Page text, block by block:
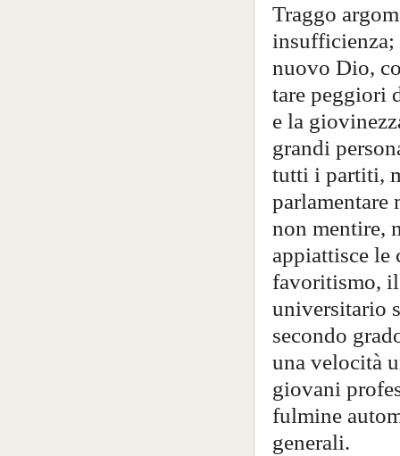
Traggo
insufficienza;
nuovo Dio,
tare peggiori
e la
grandi
tutti i partiti,
parlamentare
non mentire,
appiattisce le
favoritismo,
universitario
secondo
una velocità
giovani
fulmine
generali.